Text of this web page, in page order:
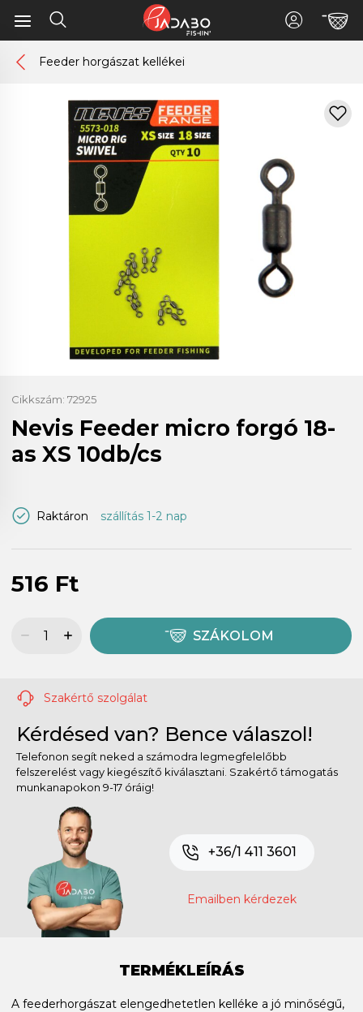
Feeder horgászat kellékei
Cikkszám: 72925
Nevis Feeder micro forgó 18-
as XS 10db/cs
Raktáron szállítás 1-2 nap
516 Ft
SZÁKOLOM
Szakértő szolgálat
Kérdésed van? Bence válaszol!
Telefonon segít neked a számodra legmegfelelőbb
felszerelést vagy kiegészítő kiválasztani. Szakértő támogatás
munkanapokon 9-17 óráig!
+36/1 411 3601
Emailben kérdezek
TERMÉKLEÍRÁS
A feederhorgászat elengedhetetlen kelléke a jó minőségű,